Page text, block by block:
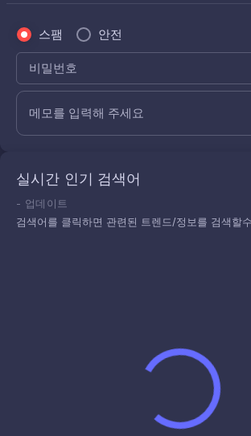
스팸 안전
비밀번호
메모를 입력해 주세요
실시간 인기 검색어
- 업데이트
검색어를 클릭하면 관련된 트렌드/정보를 검색할